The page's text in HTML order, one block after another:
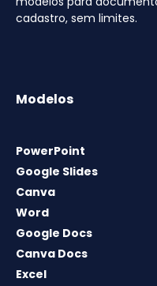
cadastro, sem limites.
Modelos
PowerPoint
Google Slides
Canva
Word
Google Docs
Canva Docs
Excel